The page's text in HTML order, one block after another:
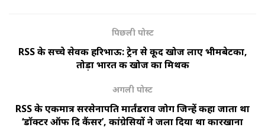
पिछली पोस्ट
RSS के सच्चे सेवक हरिभाऊ: ट्रेन से कूद खोज लाए भीमबेटका,
तोड़ा भारत की खोज का मिथक
अगली पोस्ट
RSS के एकमात्र सरसेनापति मार्तंडराव जोग जिन्हें कहा जाता था
‘डॉक्टर ऑफ दि कैंसर’, कांग्रेसियों ने जला दिया था कारखाना